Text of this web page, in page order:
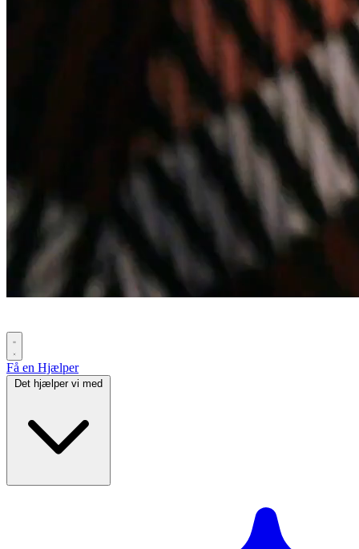
Få en Hjælper
Det hjælper vi med